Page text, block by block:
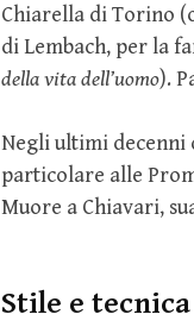
Chiarella di Torino
di Lembach, per la
della vita dell’uomo).
Negli ultimi decenni
particolare alle
Muore a Chiavari,
Stile e tecnica